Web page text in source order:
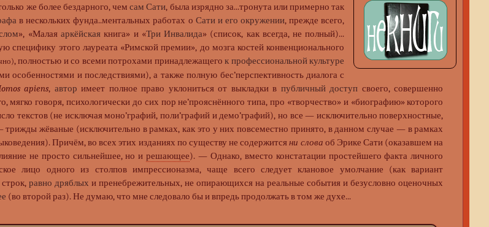
же более бездарного, чемсам Сати, была изрядно за...тронута или примерно так
в нескольких фунда..ментальных работах о Сати и его окружении, прежде всего,
», «Малаяаркёйская книга» и «Три Инвалида» (список, как всегда, не полный)...
специфику этого лауреата «Римской премии», до мозга костей конвенционального
, полностью и со всеми потрохами принадлежащегок профессиональной культуре
и последствиями), а также полную бес’перспективность диалога с
apiens, автор имеет полное право уклониться от выкладки в публичный доступ своего, совершенно
мягко говоря, психологически до сих пор не’прояснённого типа, про «творчество» и «биографию» которого
текстов (не исключая моно’графий, поли’графий и демо’графий), но все — исключительно поверхностные,
жёваные (исключительно в рамках, как это у них повсеместно принято, в данном случае — в рамках
Причём, во всех этих изданиях по существу не содержитсяни слова об Эрике Сати (оказавшем на
не просто сильнейшее, но ирешающее). — Однако, вместо констатации простейшего факта личного
лицо одного из столпов импрессионазма, чаще всего следует клановое умолчание (как вариант
равно дряблых и пренебрежительных, не опирающихся на реальные события и безусловно оценочных
(во второй раз). Не думаю, что мне следовало бы и впредь продолжать в том же духе...